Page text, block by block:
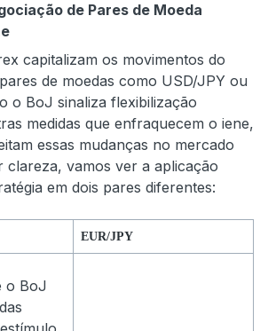
de Pares de Moeda
capitalizam os movimentos do
de moedas como USD/JPY ou
o BoJ sinaliza flexibilização
medidas que enfraquecem o iene,
essas mudanças no mercado
clareza, vamos ver a aplicação
em dois pares diferentes:
EUR/JPY
o BoJ